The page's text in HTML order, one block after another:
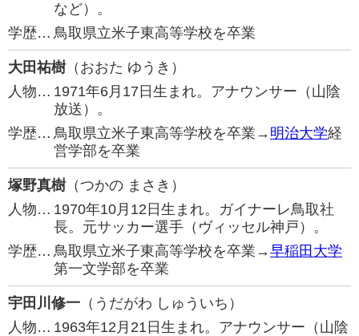
など）。
学歴… 鳥取県立米子東高等学校を卒業
大田祐樹（おおた ゆうき）
人物… 1971年6月17日生まれ。アナウンサー（山陰
放送）。
学歴… 鳥取県立米子東高等学校を卒業→ 明治大学経
営学部を卒業
塚野真樹（つかの まさき）
人物… 1970年10月12日生まれ。ガイナーレ鳥取社
長。元サッカー選手（ヴィッセル神戸）。
学歴… 鳥取県立米子東高等学校を卒業→早稲田大学
第一文学部を卒業
宇田川修一 （うだがわ しゅういち）
人物… 1963年12月21日生まれ。アナウンサー（山陰